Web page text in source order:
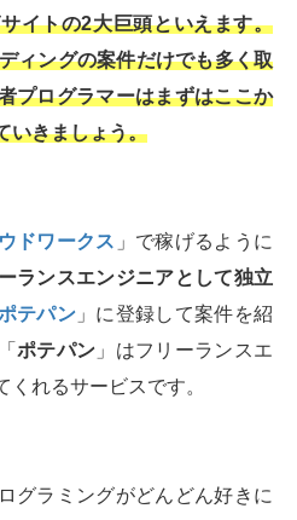
イトの2大巨頭といえます。
ィングの案件だけでも多く取
プログラマーはまずはここか
いきましょう。
ドワークス 」で稼げるように
ランスエンジニアとして独立
テパン 」に登録して案件を紹
ポテパン 」はフリーランスエ
れるサービスです。
グラミングがどんどん好きに